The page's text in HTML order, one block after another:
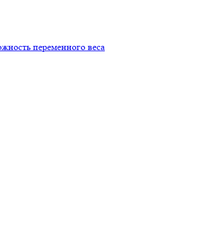
переменного веса